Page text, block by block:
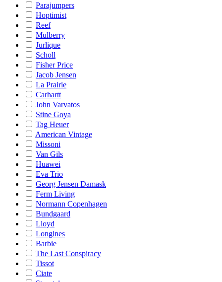
Parajumpers
Hoptimist
Reef
Mulberry
Jurlique
Scholl
Fisher Price
Jacob Jensen
La Prairie
Carhartt
John Varvatos
Stine Goya
Tag Heuer
American Vintage
Missoni
Van Gils
Huawei
Eva Trio
Georg Jensen Damask
Ferm Living
Normann Copenhagen
Bundgaard
Lloyd
Longines
Barbie
The Last Conspiracy
Tissot
Ciate